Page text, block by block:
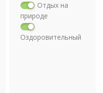
Отдых на
природе
Оздоровительный